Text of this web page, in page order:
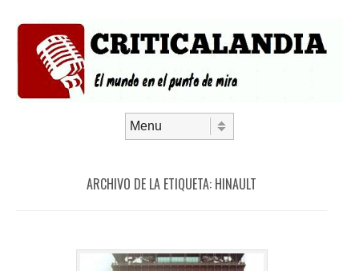
ARCHIVO DE LA ETIQUETA: HINAULT